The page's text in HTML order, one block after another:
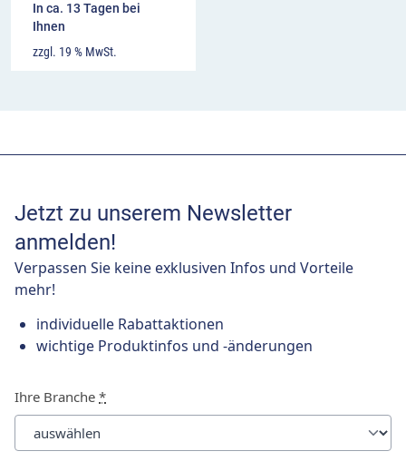
In ca. 13 Tagen bei
Ihnen
zzgl. 19 % MwSt.
Jetzt zu unserem Newsletter
anmelden!
Verpassen Sie keine exklusiven Infos und Vorteile
mehr!
individuelle Rabattaktionen
wichtige Produktinfos und -änderungen
Ihre Branche *